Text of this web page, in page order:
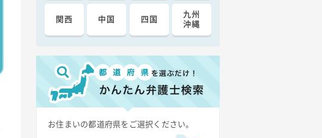
関西 中国 四国
九州
沖縄
お住まいの都道府県をご選択ください。